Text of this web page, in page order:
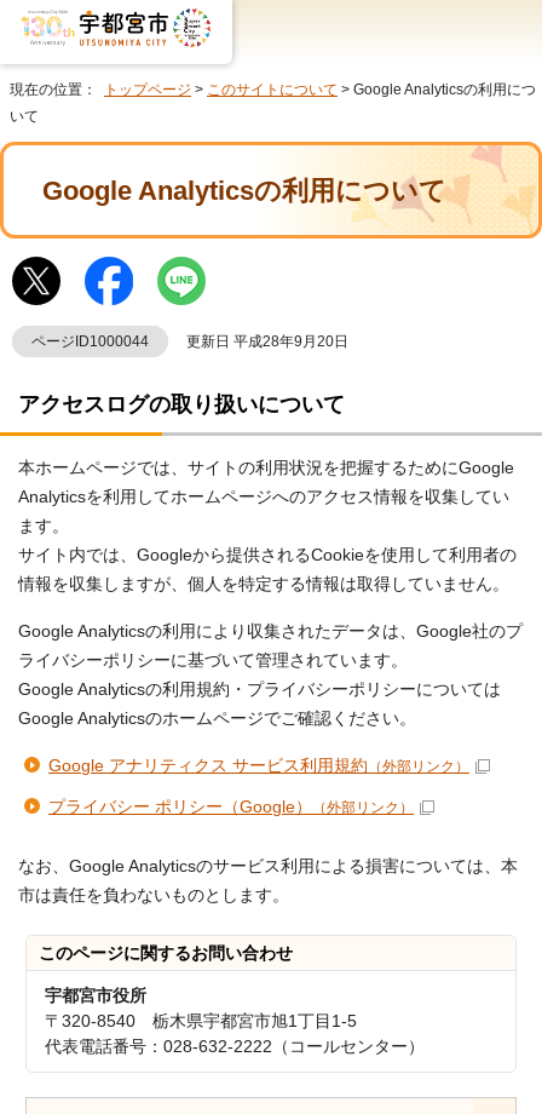
現在の位置： トップページ > このサイトについて > Google Analyticsの利用につ
いて
Google Analyticsの利用について
ページID1000044 更新日 平成28年9月20日
アクセスログの取り扱いについて
本ホームページでは、サイトの利用状況を把握するためにGoogle
Analyticsを利用してホームページへのアクセス情報を収集してい
ます。
サイト内では、Googleから提供されるCookieを使用して利用者の
情報を収集しますが、個人を特定する情報は取得していません。
Google Analyticsの利用により収集されたデータは、Google社のプ
ライバシーポリシーに基づいて管理されています。
Google Analyticsの利用規約・プライバシーポリシーについては
Google Analyticsのホームページでご確認ください。
Google アナリティクス サービス利用規約 （外部リンク）
プライバシー ポリシー（Google） （外部リンク）
なお、Google Analyticsのサービス利用による損害については、本
市は責任を負わないものとします。
このページに関するお問い合わせ
宇都宮市役所
〒320-8540 栃木県宇都宮市旭1丁目1-5
代表電話番号：028-632-2222（コールセンター）